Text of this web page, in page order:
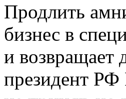
Продлить
бизнес в
и возвращает
президент